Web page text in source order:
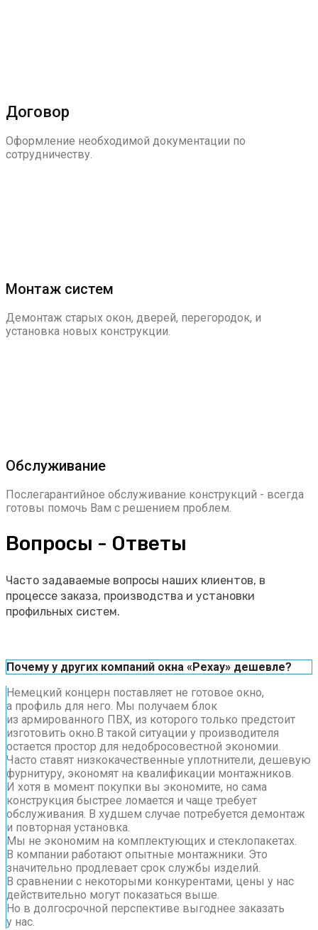
Договор
Оформление необходимой документации по
сотрудничеству.
Монтаж систем
Демонтаж старых окон, дверей, перегородок, и
установка новых конструкции.
Обслуживание
Послегарантийное обслуживание конструкций - всегда
готовы помочь Вам с решением проблем.
Вопросы - Ответы
Часто задаваемые вопросы наших клиентов, в
процессе заказа, производства и установки
профильных систем.
Почему у других компаний окна «Рехау» дешевле?
Немецкий концерн поставляет не готовое окно,
а профиль для него. Мы получаем блок
из армированного ПВХ, из которого только предстоит
изготовить окно.В такой ситуации у производителя
остается простор для недобросовестной экономии.
Часто ставят низкокачественные уплотнители, дешевую
фурнитуру, экономят на квалификации монтажников.
И хотя в момент покупки вы экономите, но сама
конструкция быстрее ломается и чаще требует
обслуживания. В худшем случае потребуется демонтаж
и повторная установка.
Мы не экономим на комплектующих и стеклопакетах.
В компании работают опытные монтажники. Это
значительно продлевает срок службы изделий.
В сравнении с некоторыми конкурентами, цены у нас
действительно могут показаться выше.
Но в долгосрочной перспективе выгоднее заказать
у нас.